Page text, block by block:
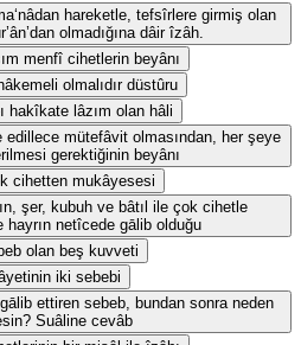
hareketle, tefsîrlere girmiş olan
olmadığına dâir îzâh.
menfî cihetlerin beyânı
olmalıdır düstûru
hakîkate lâzım olan hâli
edillece mütefâvit olmasından, her şeye
gerektiğinin beyânı
cihetten mukâyesesi
şer, kubuh ve bâtıl ile çok cihetle
hayrın netîcede gālib olduğu
olan beş kuvveti
iki sebebi
ettiren sebeb, bundan sonra neden
Suâline cevâb